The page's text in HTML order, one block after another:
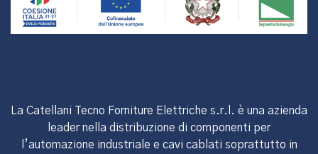
La Catellani Tecno Forniture Elettriche s.r.l. è una azienda
leader nella distribuzione di componenti per
l’automazione industriale e cavi cablati soprattutto in